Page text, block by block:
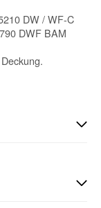
DW / WF-C
DWF BAM